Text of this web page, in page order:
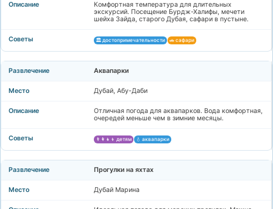
Комфортная температура для длительных
экскурсий. Посещение Бурдж-Халифы, мечети
шейха Зайда, старого Дубая, сафари в пустыне.
🏛️ достопримечательности 🚗 сафари
Аквапарки
Дубай, Абу-Даби
Отличная погода для аквапарков. Вода комфортная,
очередей меньше чем в зимние месяцы.
👨‍👩‍👧‍👦 детям 💧 аквапарки
Прогулки на яхтах
Дубай Марина